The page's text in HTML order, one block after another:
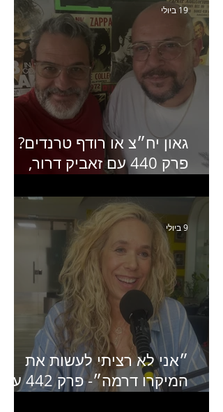
גאון יח״צ או רודף טרנדים?
פרק 440 עם זאביק דרור,
ותקשורת
19 ביולי
״אני לא רציתי לעשות את
המיקרו דרמה״- פרק 442 עם
9 ביולי